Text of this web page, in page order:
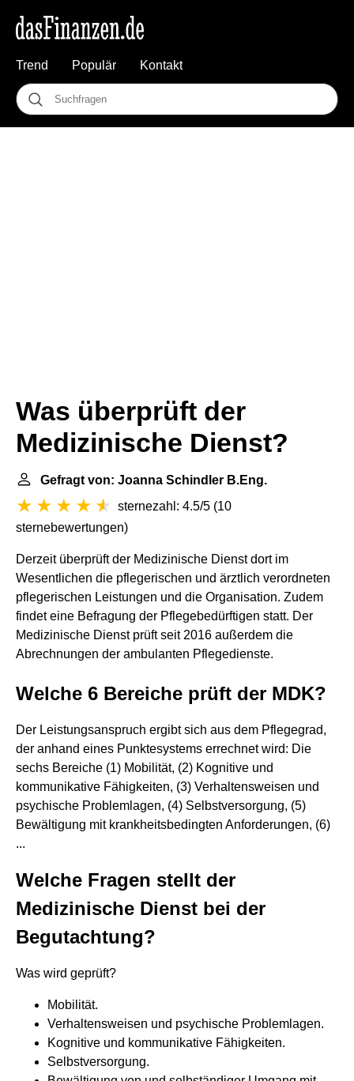
Trend Populär Kontakt
Was überprüft der
Medizinische Dienst?
Gefragt von: Joanna Schindler B.Eng.
sternezahl: 4.5/5 (10
sternebewertungen)
Derzeit überprüft der Medizinische Dienst dort im
Wesentlichen die pflegerischen und ärztlich verordneten
pflegerischen Leistungen und die Organisation. Zudem
findet eine Befragung der Pflegebedürftigen statt. Der
Medizinische Dienst prüft seit 2016 außerdem die
Abrechnungen der ambulanten Pflegedienste.
Welche 6 Bereiche prüft der MDK?
Der Leistungsanspruch ergibt sich aus dem Pflegegrad,
der anhand eines Punktesystems errechnet wird: Die
sechs Bereiche (1) Mobilität, (2) Kognitive und
kommunikative Fähigkeiten, (3) Verhaltensweisen und
psychische Problemlagen, (4) Selbstversorgung, (5)
Bewältigung mit krankheitsbedingten Anforderungen, (6)
...
Welche Fragen stellt der
Medizinische Dienst bei der
Begutachtung?
Was wird geprüft?
Mobilität.
Verhaltensweisen und psychische Problemlagen.
Kognitive und kommunikative Fähigkeiten.
Selbstversorgung.